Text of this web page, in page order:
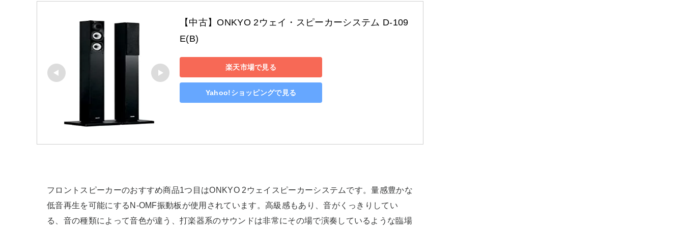
【中古】ONKYO 2ウェイ・スピーカーシステム D-109
E(B)
楽天市場で見る
Yahoo!ショッピングで見る
フロントスピーカーのおすすめ商品1つ目はONKYO 2ウェイスピーカーシステムです。量感豊かな
低音再生を可能にするN-OMF振動板が使用されています。高級感もあり、音がくっきりしてい
る、音の種類によって音色が違う、打楽器系のサウンドは非常にその場で演奏しているような臨場